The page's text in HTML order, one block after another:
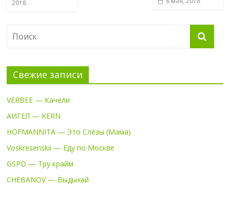
2018
Свежие записи
VERBEE — Качели
АИГЕЛ — KERN
HOFMANNITA — Это Слёзы (Мама)
Voskresenskii — Еду по Москве
GSPD — Тру крайм
CHEBANOV — Выдыхай